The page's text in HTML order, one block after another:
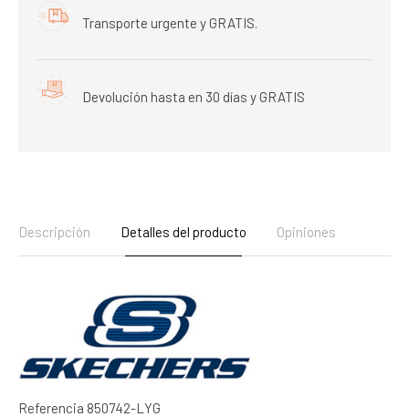
Transporte urgente y GRATIS.
Devolución hasta en 30 días y GRATIS
Descripción Detalles del producto Opiniones
Referencia 850742-LYG